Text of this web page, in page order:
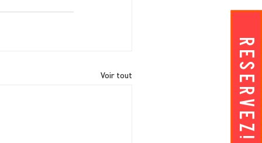
RESERVEZ!
Voir tout